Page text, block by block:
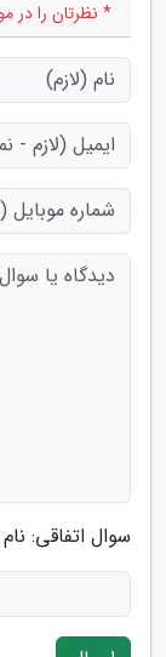
* نظرتان را در
سوال اتفاقی: